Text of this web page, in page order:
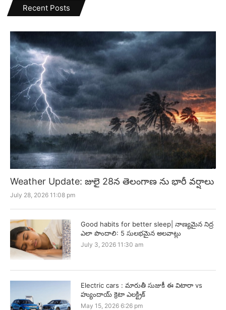
Recent Posts
Weather Update: జులై 28న తెలంగాణ ను భారీ వర్షాలు
July 28, 2026 11:08 pm
Good habits for better sleep| నాణ్యమైన నిద్ర
ఎలా పొందాలి: 5 సులభమైన అలవాట్లు
July 3, 2026 11:30 am
Electric cars : మారుతీ సుజుకీ ఈ విటారా vs
హ్యుందాయ్ క్రెటా ఎలక్ట్రిక్
May 15, 2026 6:26 pm